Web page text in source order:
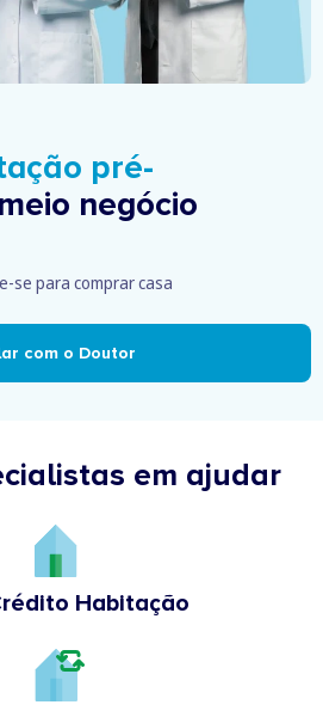
pré-
negócio
se para comprar casa
com o Doutor
em ajudar
Habitação